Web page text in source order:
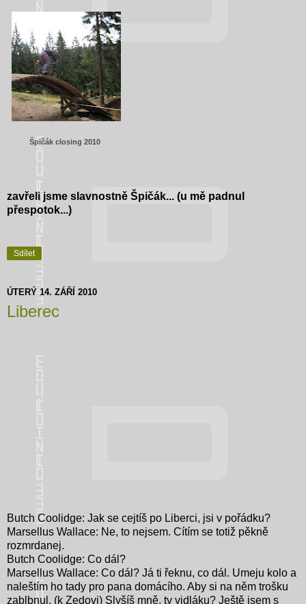
Špičák closing 2010
zavřeli jsme slavnostně Špičák... (u mě padnul
přespotok...)
Sdílet
ÚTERÝ 14. ZÁŘÍ 2010
Liberec
Butch Coolidge: Jak se cejtíš po Liberci, jsi v pořádku?
Marsellus Wallace: Ne, to nejsem. Cítím se totiž pěkně
rozmrdanej.
Butch Coolidge: Co dál?
Marsellus Wallace: Co dál? Já ti řeknu, co dál. Umeju kolo a
naleštím ho tady pro pana domácího. Aby si na něm trošku
zablbnul. (k Zedovi) Slyšíš mně, ty vidláku? Ještě jsem s